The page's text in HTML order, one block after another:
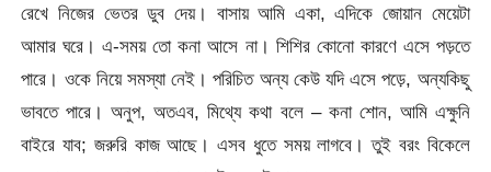
রেখে নিজের ভেতর ডুব দেয়। বাসায় আমি একা, এদিকে জোয়ান মেয়েটা
আমার ঘরে। এ-সময় তো কনা আসে না। শিশির কোনো কারণে এসে পড়তে
পারে। ওকে নিয়ে সমস্যা নেই। পরিচিত অন্য কেউ যদি এসে পড়ে, অন্যকিছু
ভাবতে পারে। অনুপ, অতএব, মিথ্যে কথা বলে – কনা শোন, আমি এক্ষুনি
বাইরে যাব; জরুরি কাজ আছে। এসব ধুতে সময় লাগবে। তুই বরং বিকেলে